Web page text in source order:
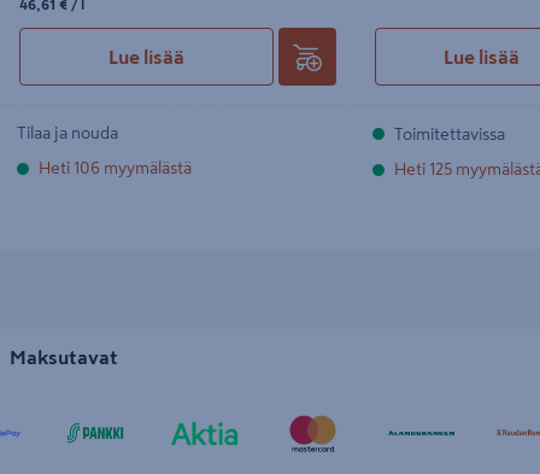
46,61 € / l
Lue lisää
Tilaa ja nouda
Heti 106 myymälästä
Lue lisää
Toimitettavissa
Heti 125
Maksutavat